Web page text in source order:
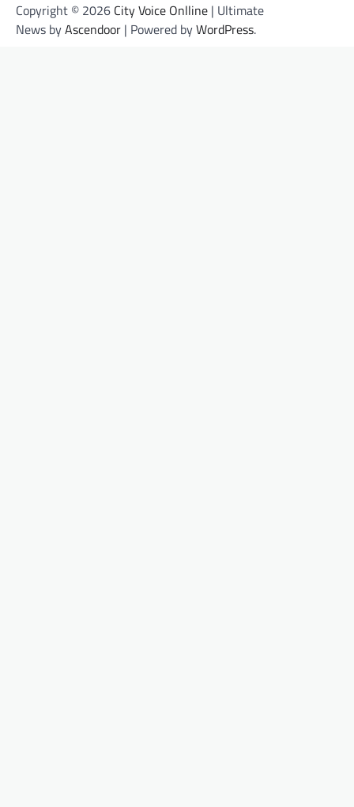
Copyright © 2026 City Voice Onlline | Ultimate
News byAscendoor | Powered byWordPress.